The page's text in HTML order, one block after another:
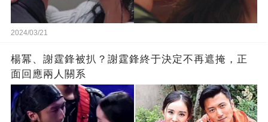
2024/03/21
楊冪、謝霆鋒被扒？謝霆鋒終于決定不再遮掩，正
面回應兩人關系